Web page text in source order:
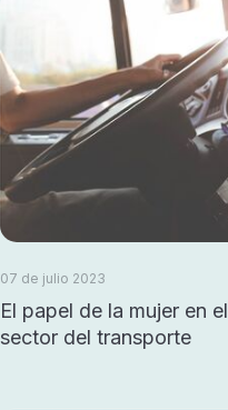
07 de julio 2023
El papel de la mujer en el
sector del transporte